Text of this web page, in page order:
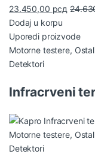
23.450,00 рсд
Dodaj u korpu
Uporedi proizvode
Motorne testere,
Detektori
Infracrveni
Motorne testere,
Detektori